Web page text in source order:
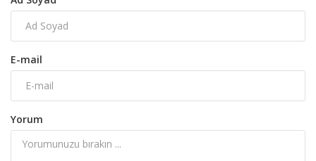
E-mail
Yorum